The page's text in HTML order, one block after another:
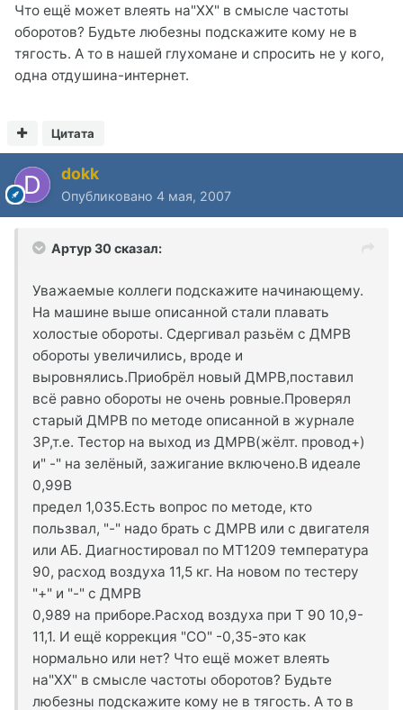
Что ещё может влеять на"ХХ" в смысле частоты
оборотов? Будьте любезны подскажите кому не в
тягость. А то в нашей глухомане и спросить не у кого,
одна отдушина-интернет.
Цитата
dokk
Опубликовано 4 мая, 2007
Артур 30 сказал:
Уважаемые коллеги подскажите начинающему.
На машине выше описанной стали плавать
холостые обороты. Сдергивал разьём с ДМРВ
обороты увеличились, вроде и
выровнялись.Приобрёл новый ДМРВ,поставил
всё равно обороты не очень ровные.Проверял
старый ДМРВ по методе описанной в журнале
ЗР,т.е. Тестор на выход из ДМРВ(жёлт. провод+)
и" -" на зелёный, зажигание включено.В идеале
0,99В
предел 1,035.Есть вопрос по методе, кто
пользвал, "-" надо брать с ДМРВ или с двигателя
или АБ. Диагностировал по МТ1209 температура
90, расход воздуха 11,5 кг. На новом по тестеру
"+" и "-" с ДМРВ
0,989 на приборе.Расход воздуха при Т 90 10,9-
11,1. И ещё коррекция "СО" -0,35-это как
нормально или нет? Что ещё может влеять
на"ХХ" в смысле частоты оборотов? Будьте
любезны подскажите кому не в тягость. А то в